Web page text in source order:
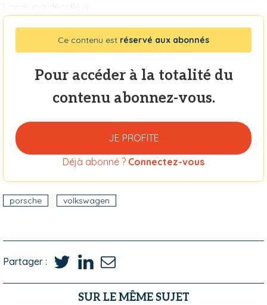
L'action a décollé à
Ce contenu est réservé aux abonnés
Pour accéder à la totalité du
contenu abonnez-vous.
JE PROFITE
Déjà abonné ? Connectez-vous
porsche volkswagen
Partager :
SUR LE MÊME SUJET